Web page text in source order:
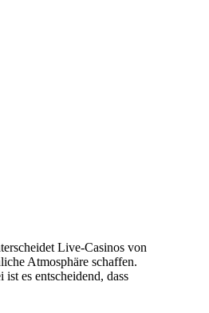
Live-Casinos von
Atmosphäre schaffen.
es entscheidend, dass